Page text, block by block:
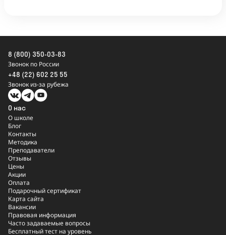
8 (800) 350-03-83
Звонок по России
+48 (22) 602 25 55
Звонок из-за рубежа
О нас
О школе
Блог
Контакты
Методика
Преподаватели
Отзывы
Цены
Акции
Оплата
Подарочный сертификат
Карта сайта
Вакансии
Правовая информация
Часто задаваемые вопросы
Бесплатный тест на уровень